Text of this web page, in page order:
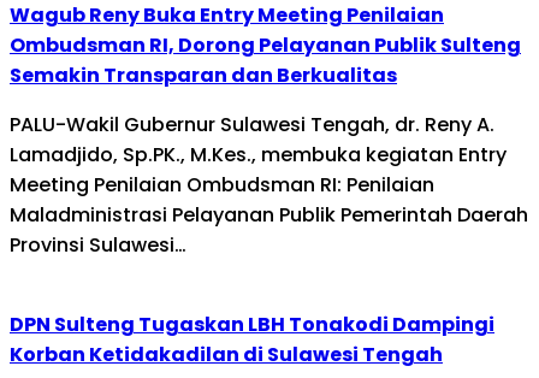
Wagub Reny Buka Entry Meeting Penilaian
Ombudsman RI, Dorong Pelayanan Publik Sulteng
Semakin Transparan dan Berkualitas
PALU-Wakil Gubernur Sulawesi Tengah, dr. Reny A.
Lamadjido, Sp.PK., M.Kes., membuka kegiatan Entry
Meeting Penilaian Ombudsman RI: Penilaian
Maladministrasi Pelayanan Publik Pemerintah Daerah
Provinsi Sulawesi…
DPN Sulteng Tugaskan LBH Tonakodi Dampingi
Korban Ketidakadilan di Sulawesi Tengah